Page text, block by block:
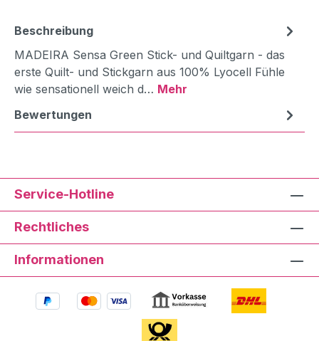
Beschreibung
MADEIRA Sensa Green Stick- und Quiltgarn - das
erste Quilt- und Stickgarn aus 100% Lyocell Fühle
wie sensationell weich d… Mehr
Bewertungen
Service-Hotline
Rechtliches
Informationen